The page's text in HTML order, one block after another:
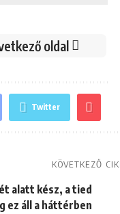
oldal
Twitter
KÖVETKEZŐ
alatt kész, a tied
ez áll a háttérben